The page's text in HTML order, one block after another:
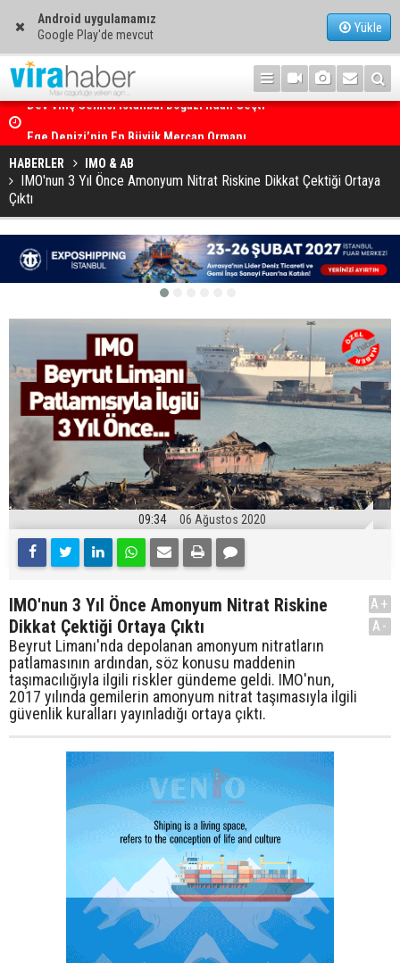
Android uygulamamız
Google Play'de mevcut
Yükle
HABERLER IMO & AB
IMO'nun 3 Yıl Önce Amonyum Nitrat Riskine Dikkat Çektiği Ortaya
Çıktı
09:34 06 Ağustos 2020
IMO'nun 3 Yıl Önce Amonyum Nitrat Riskine
Dikkat Çektiği Ortaya Çıktı
Beyrut Limanı'nda depolanan amonyum nitratların
patlamasının ardından, söz konusu maddenin
taşımacılığıyla ilgili riskler gündeme geldi. IMO'nun,
2017 yılında gemilerin amonyum nitrat taşımasıyla ilgili
güvenlik kuralları yayınladığı ortaya çıktı.
A+
A-